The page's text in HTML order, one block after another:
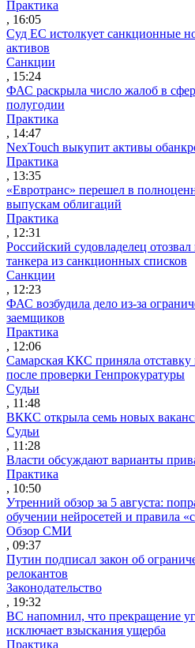
Практика
, 16:05
Суд ЕС истолкует санкционные
активов
Санкции
, 15:24
ФАС раскрыла число жалоб в
полугодии
Практика
, 14:47
NexTouch выкупит активы
Практика
, 13:35
«Евротранс» перешел в
выпускам облигаций
Практика
, 12:31
Российский судовладелец
танкера из санкционных списков
Санкции
, 12:23
ФАС возбудила дело из-за
заемщиков
Практика
, 12:06
Самарская ККС приняла
после проверки Генпрокуратуры
Судьи
, 11:48
ВККС открыла семь новых
Судьи
, 11:28
Власти обсуждают варианты
Практика
, 10:50
Утренний обзор за 5 августа:
обучении нейросетей и правила
Обзор СМИ
, 09:37
Путин подписал закон об
релокантов
Законодательство
, 19:32
ВС напомнил, что прекращение
исключает взыскания ущерба
Практика